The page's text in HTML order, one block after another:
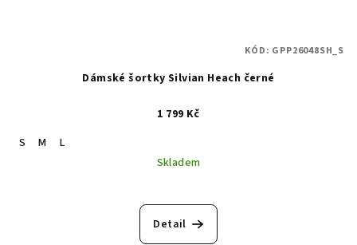
Dámské šortky Silvian Heach černé
1 799 Kč
S
M
L
Skladem
Detail
KÓD: GPP26048SH_S